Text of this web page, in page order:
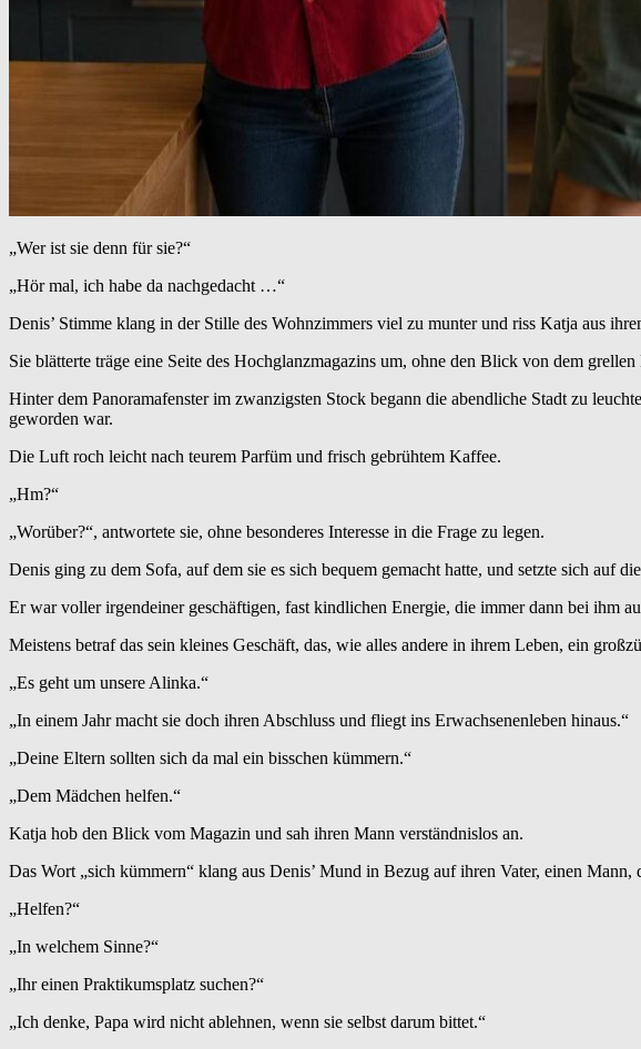
„Wer ist sie denn für sie?“
„Hör mal, ich habe da nachgedacht …“
Denis’ Stimme klang in der Stille des Wohnzimmers viel zu munter und riss Katja aus
Sie blätterte träge eine Seite des Hochglanzmagazins um, ohne den Blick von dem
Hinter dem Panoramafenster im zwanzigsten Stock begann die abendliche Stadt zu
geworden war.
Die Luft roch leicht nach teurem Parfüm und frisch gebrühtem Kaffee.
„Hm?“
„Worüber?“, antwortete sie, ohne besonderes Interesse in die Frage zu legen.
Denis ging zu dem Sofa, auf dem sie es sich bequem gemacht hatte, und setzte sich auf
Er war voller irgendeiner geschäftigen, fast kindlichen Energie, die immer dann bei ihm
Meistens betraf das sein kleines Geschäft, das, wie alles andere in ihrem Leben, ein
„Es geht um unsere Alinka.“
„In einem Jahr macht sie doch ihren Abschluss und fliegt ins Erwachsenenleben hinaus.“
„Deine Eltern sollten sich da mal ein bisschen kümmern.“
„Dem Mädchen helfen.“
Katja hob den Blick vom Magazin und sah ihren Mann verständnislos an.
Das Wort „sich kümmern“ klang aus Denis’ Mund in Bezug auf ihren Vater, einen
„Helfen?“
„In welchem Sinne?“
„Ihr einen Praktikumsplatz suchen?“
„Ich denke, Papa wird nicht ablehnen, wenn sie selbst darum bittet.“